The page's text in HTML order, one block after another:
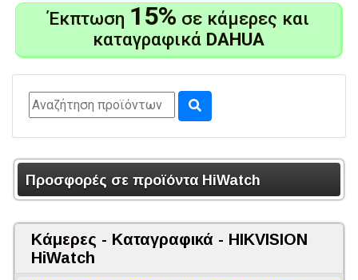
Έκπτωση 15% σε κάμερες και
καταγραφικά DAHUA
Προσφορές σε προϊόντα HiWatch
Κάμερες - Καταγραφικά - HIKVISION
HiWatch